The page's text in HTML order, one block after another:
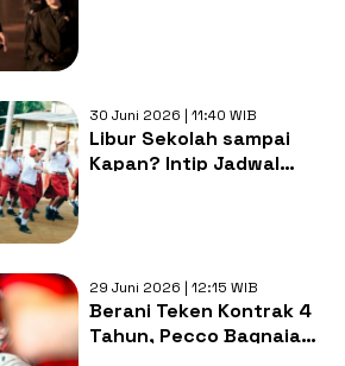
30 Juni 2026 | 11:40 WIB
Libur Sekolah sampai
Kapan? Intip Jadwal
29 Juni 2026 | 12:15 WIB
Berani Teken Kontrak 4
Tahun, Pecco Bagnaia